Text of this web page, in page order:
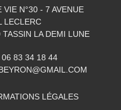
VIE N°30 - 7 AVENUE
LECLERC
TASSIN LA DEMI LUNE
06 83 34 18 44
LÉGALES